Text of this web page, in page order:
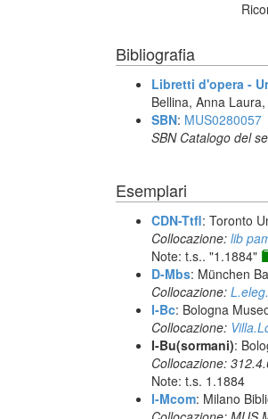
Bibliografia
Libretti d'opera -
Bellina, Anna Laura,
SBN: MUS0280057
SBN Catalogo del
Esemplari
CDN-Ttfl: Toronto
Collocazione: lib
Note: t.s.. "1.1884"
D-Mbs: München
Collocazione:
I-Bc: Bologna
Collocazione:
I-Bu(sormani):
Collocazione:
Note: t.s. 1.1884
I-Mcom: Milano